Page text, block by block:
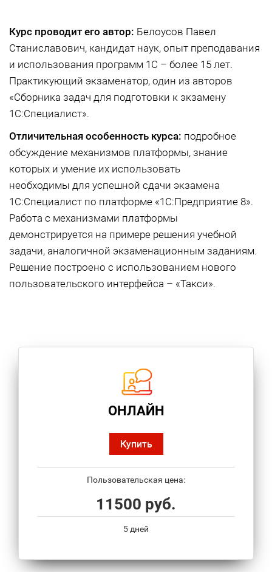
Курс проводит его автор: Белоусов Павел
Станиславович, кандидат наук, опыт преподавания
и использования программ 1С – более 15 лет.
Практикующий экзаменатор, один из авторов
«Сборника задач для подготовки к экзамену
1С:Специалист».
Отличительная особенность курса: подробное
обсуждение механизмов платформы, знание
которых и умение их использовать
необходимы для успешной сдачи экзамена
1С:Специалист по платформе «1С:Предприятие 8».
Работа с механизмами платформы
демонстрируется на примере решения учебной
задачи, аналогичной экзаменационным заданиям.
Решение построено с использованием нового
пользовательского интерфейса – «Такси».
ОНЛАЙН
Купить
Пользовательская цена:
11500 руб.
5 дней